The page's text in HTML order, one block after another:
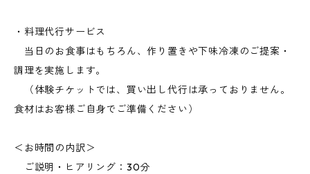
・料理代行サービス
当日のお食事はもちろん、作り置きや下味冷凍のご提案・
調理を実施します。
（体験チケットでは、買い出し代行は承っておりません。
食材はお客様ご自身でご準備ください）
＜お時間の内訳＞
ご説明・ヒアリング：30分